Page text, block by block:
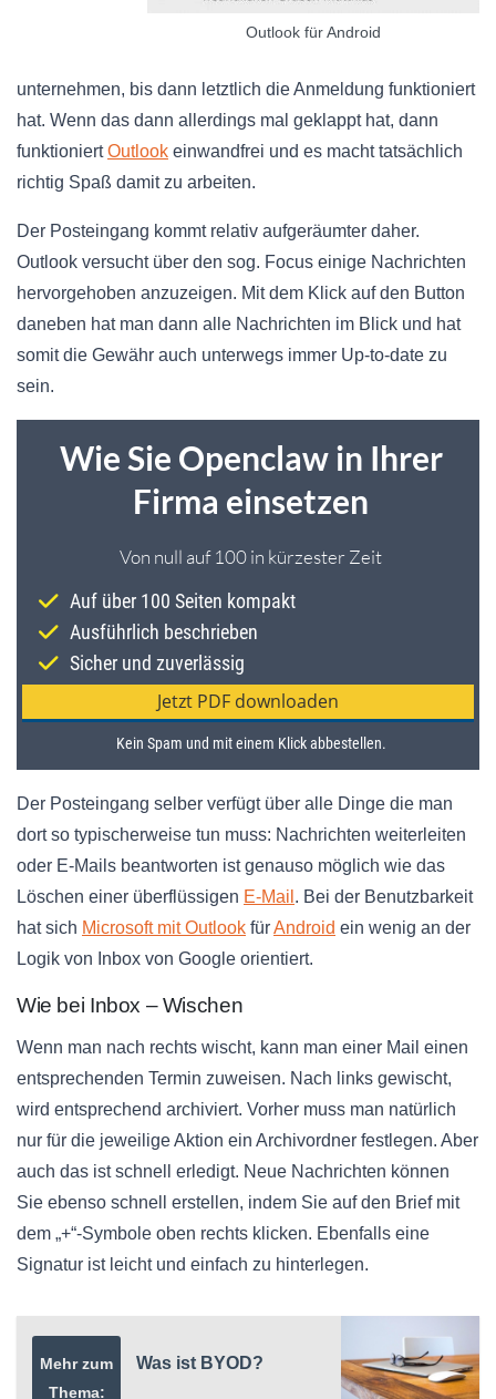
Outlook für Android
unternehmen, bis dann letztlich die Anmeldung funktioniert
hat. Wenn das dann allerdings mal geklappt hat, dann
funktioniertOutlook einwandfrei und es macht tatsächlich
richtig Spaß damit zu arbeiten.
Der Posteingang kommt relativ aufgeräumter daher.
Outlook versucht über den sog. Focus einige Nachrichten
hervorgehoben anzuzeigen. Mit dem Klick auf den Button
daneben hat man dann alle Nachrichten im Blick und hat
somit die Gewähr auch unterwegs immer Up-to-date zu
sein.
Der Posteingang selber verfügt über alle Dinge die man
dort so typischerweise tun muss: Nachrichten weiterleiten
oder E-Mails beantworten ist genauso möglich wie das
Löschen einer überflüssigen E-Mail . Bei der Benutzbarkeit
hat sich Microsoft mit Outlook fürAndroid ein wenig an der
Logik von Inbox von Google orientiert.
Wie bei Inbox – Wischen
Wenn man nach rechts wischt, kann man einer Mail einen
entsprechenden Termin zuweisen. Nach links gewischt,
wird entsprechend archiviert. Vorher muss man natürlich
nur für die jeweilige Aktion ein Archivordner festlegen. Aber
auch das ist schnell erledigt. Neue Nachrichten können
Sie ebenso schnell erstellen, indem Sie auf den Brief mit
dem „+“-Symbole oben rechts klicken. Ebenfalls eine
Signatur ist leicht und einfach zu hinterlegen.
Mehr zum
Thema:
Was ist BYOD?